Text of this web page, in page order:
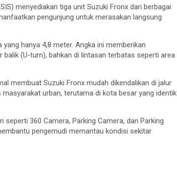
menyediakan tiga unit Suzuki Fronx dari berbagai
pengunjung untuk merasakan langsung
hanya 4,8 meter. Angka ini memberikan
(U-turn), bahkan di lintasan terbatas seperti area
membuat Suzuki Fronx mudah dikendalikan di jalur
urban, terutama di kota besar yang identik
360 Camera, Parking Camera, dan Parking
pengemudi memantau kondisi sekitar